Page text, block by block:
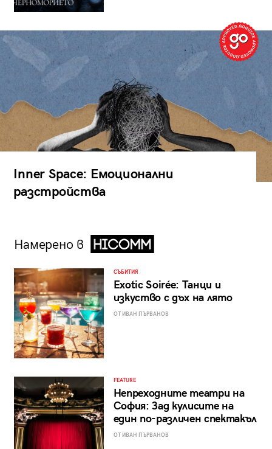
Inner Space: Емоционални
разстройства
Намерено в
СЪБИТИЯ
Exotic Soirée: Танци и
изкуство с дъх на лято
ОТ ИВАН ПЪРВАНОВ
FEATURE
Непреходните театри на
София: Зад кулисите на
един по-различен спектакъл
ОТ ИВАН ПЪРВАНОВ